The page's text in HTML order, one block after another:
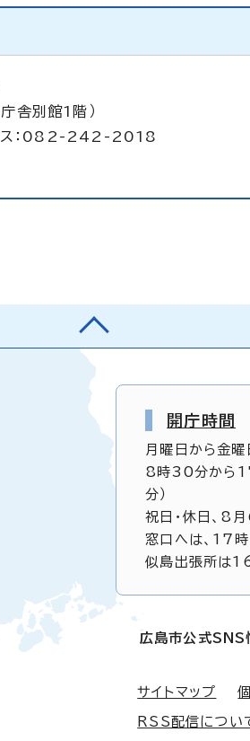
別館1階）
ス：082-242-2018
開庁時間
月曜日から金曜
8時30分から
分）
祝日・休日、8
窓口へは、17時
似島出張所は
広島市公式SNS
サイトマップ
RSS配信につい